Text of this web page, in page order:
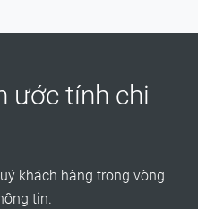
ước tính chi
khách hàng trong vòng
tin.